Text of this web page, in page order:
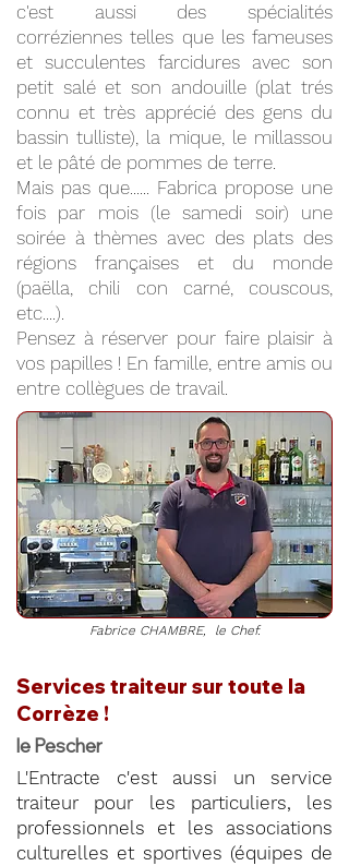
c'est aussi des spécialités
corréziennes telles que les fameuses
et succulentes farcidures avec son
petit salé et son andouille (plat trés
connu et très apprécié des gens du
bassin tulliste), la mique, le millassou
et le pâté de pommes de terre.
Mais pas que...... Fabrica propose une
fois par mois (le samedi soir) une
soirée à thèmes avec des plats des
régions françaises et du monde
(paëlla, chili con carné, couscous,
etc....).
Pensez à réserver pour faire plaisir à
vos papilles ! En famille, entre amis ou
entre collègues de travail.
Fabrice CHAMBRE, le Chef.
Services traiteur sur toute la
Corrèze !
le Pescher
L'Entracte c'est aussi un service
traiteur pour les particuliers, les
professionnels et les associations
culturelles et sportives (équipes de